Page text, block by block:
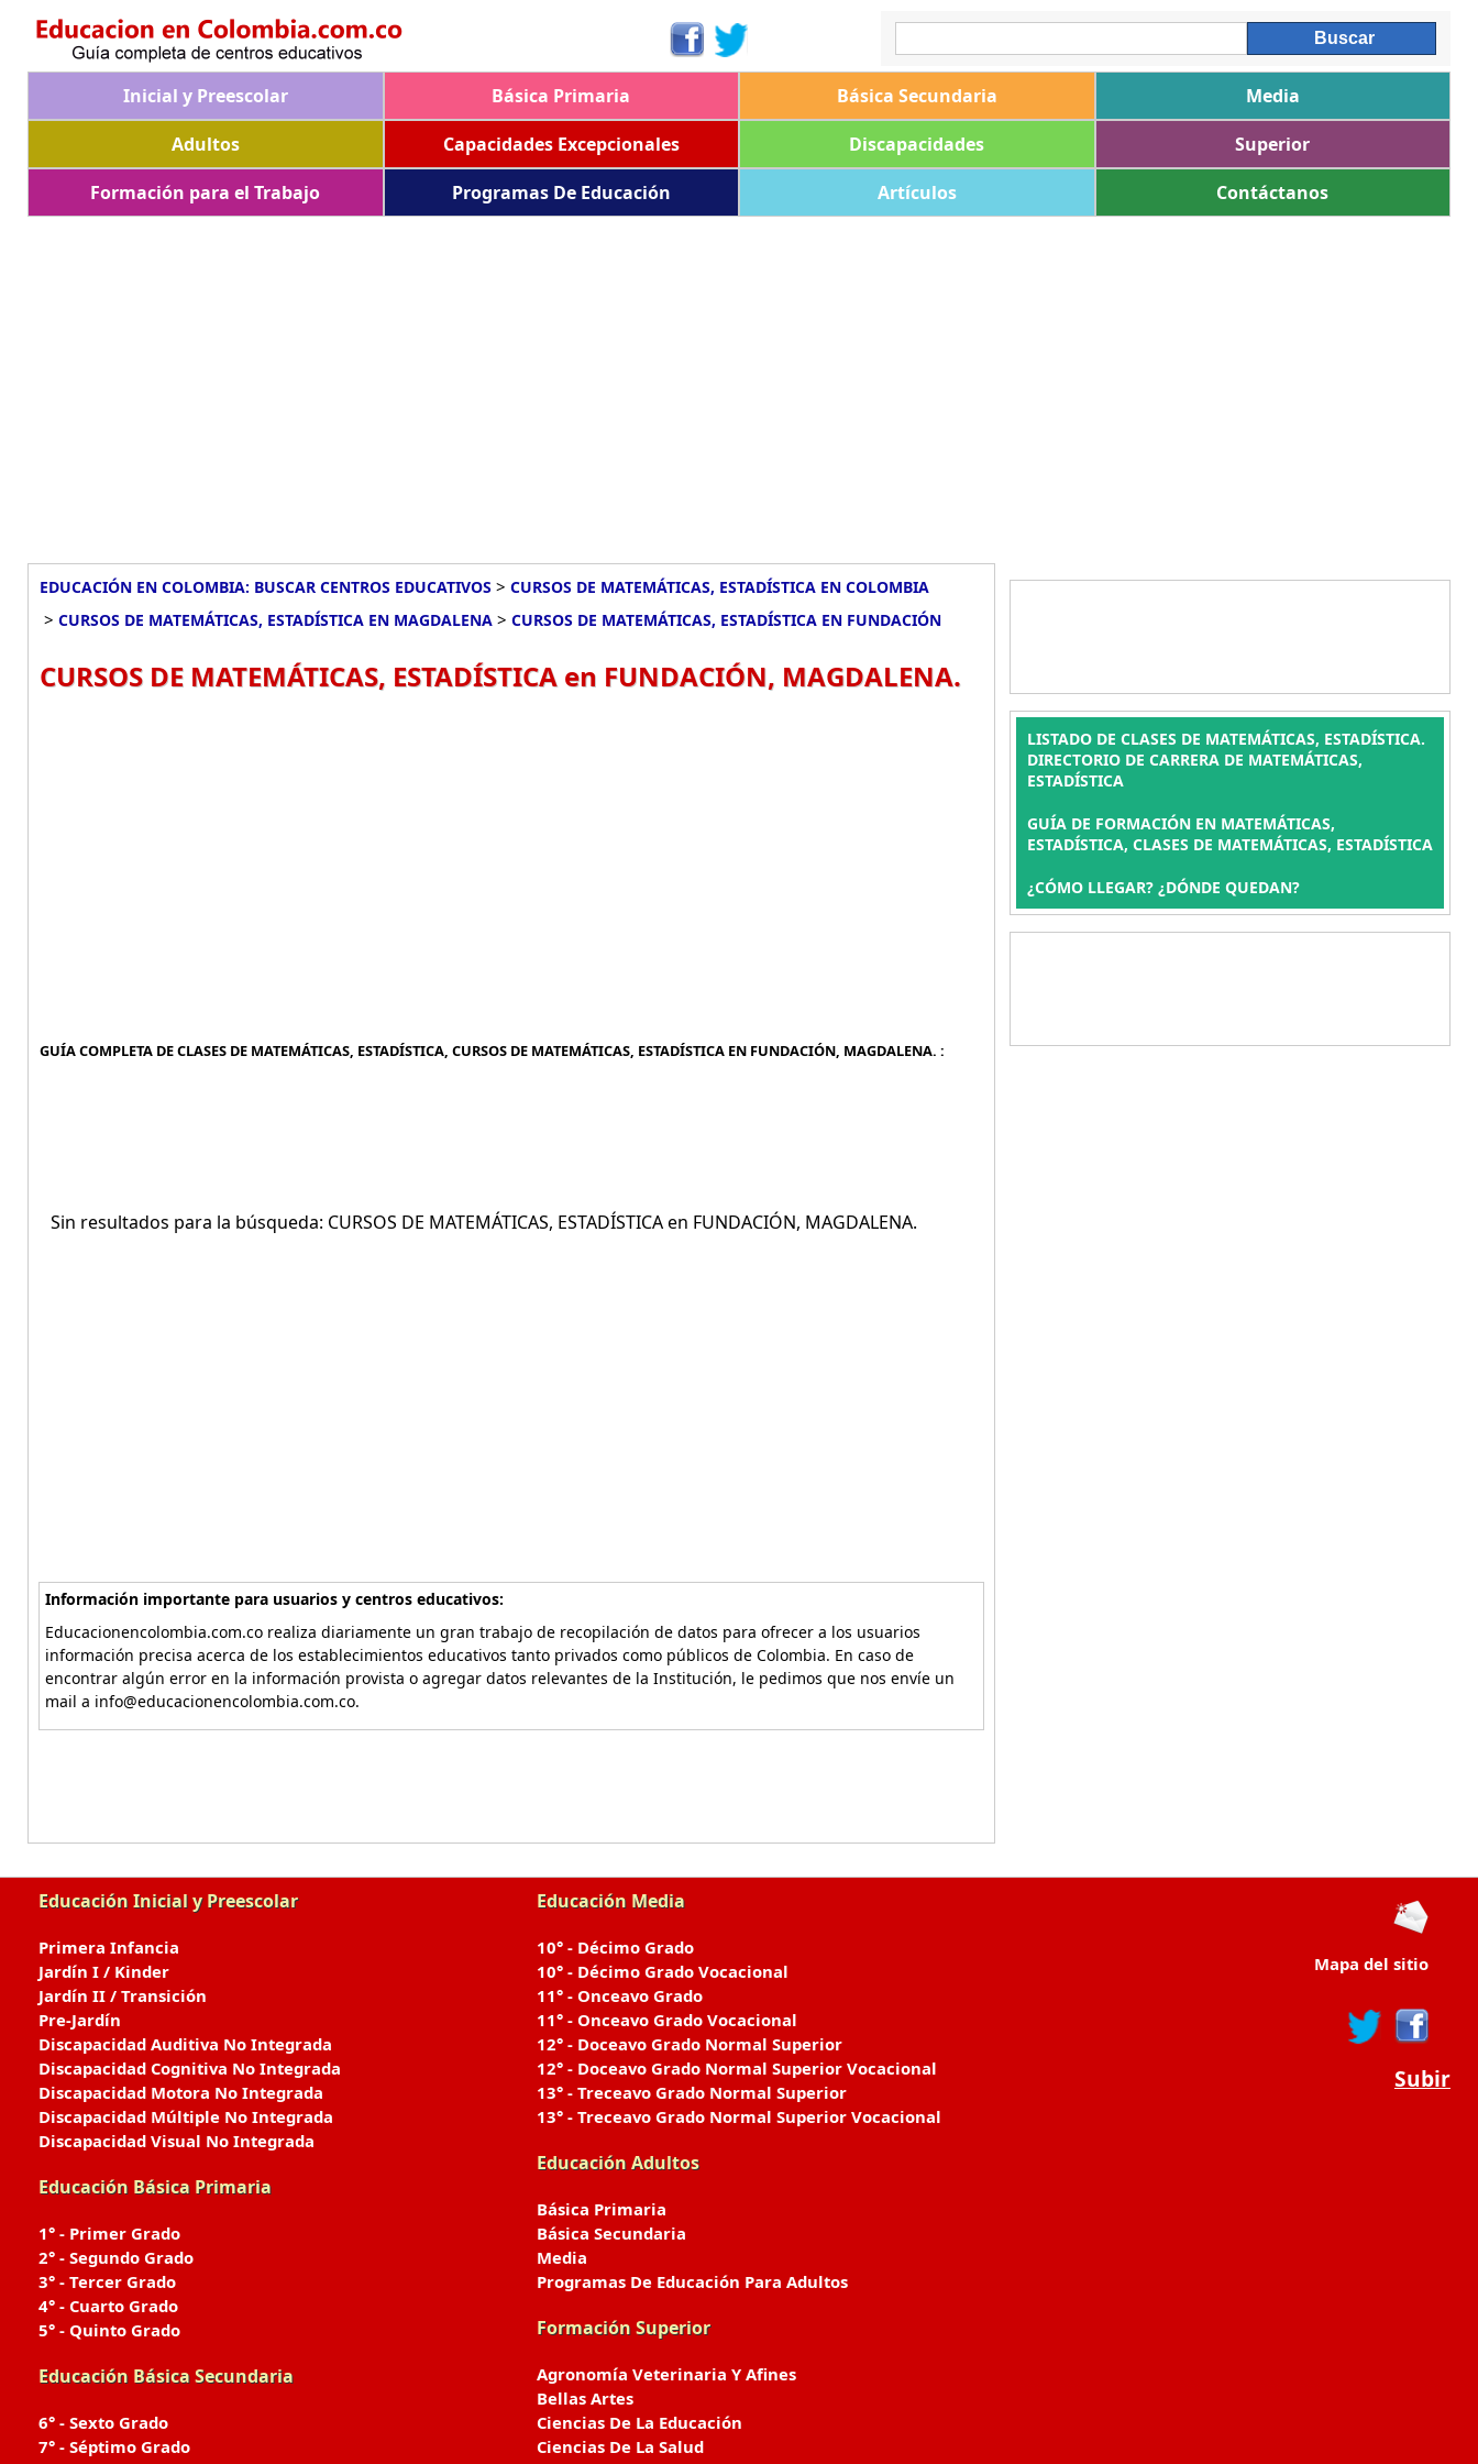
Inicial y Preescolar Básica Primaria Básica Secundaria
Media
Adultos
Capacidades Excepcionales Discapacidades
Superior
Formación para el Trabajo
Programas De Educación Artículos Contáctanos
EDUCACIÓN EN COLOMBIA: BUSCAR CENTROS EDUCATIVOS > CURSOS DE MATEMÁTICAS, ESTADÍSTICA EN COLOMBIA
> CURSOS DE MATEMÁTICAS, ESTADÍSTICA EN MAGDALENA > CURSOS DE MATEMÁTICAS, ESTADÍSTICA EN FUNDACIÓN
CURSOS DE MATEMÁTICAS, ESTADÍSTICA en FUNDACIÓN, MAGDALENA.
GUÍA COMPLETA DE CLASES DE MATEMÁTICAS, ESTADÍSTICA, CURSOS DE MATEMÁTICAS, ESTADÍSTICA EN FUNDACIÓN, MAGDALENA. :
Sin resultados para la búsqueda: CURSOS DE MATEMÁTICAS, ESTADÍSTICA en FUNDACIÓN, MAGDALENA.
Información importante para usuarios y centros educativos:
Educacionencolombia.com.co realiza diariamente un gran trabajo de recopilación de datos para ofrecer a los usuarios
información precisa acerca de los establecimientos educativos tanto privados como públicos de Colombia. En caso de
encontrar algún error en la información provista o agregar datos relevantes de la Institución, le pedimos que nos envíe un
mail a info@educacionencolombia.com.co.
LISTADO DE CLASES DE MATEMÁTICAS, ESTADÍSTICA.
DIRECTORIO DE CARRERA DE MATEMÁTICAS,
ESTADÍSTICA
GUÍA DE FORMACIÓN EN MATEMÁTICAS,
ESTADÍSTICA, CLASES DE MATEMÁTICAS, ESTADÍSTICA
¿CÓMO LLEGAR? ¿DÓNDE QUEDAN?
Educación Inicial y Preescolar
Primera Infancia
Jardín I / Kinder
Jardín II / Transición
Pre-Jardín
Discapacidad Auditiva No Integrada
Discapacidad Cognitiva No Integrada
Discapacidad Motora No Integrada
Discapacidad Múltiple No Integrada
Discapacidad Visual No Integrada
Educación Básica Primaria
1° - Primer Grado
2° - Segundo Grado
3° - Tercer Grado
4° - Cuarto Grado
5° - Quinto Grado
Educación Básica Secundaria
6° - Sexto Grado
7° - Séptimo Grado
Educación Media
10° - Décimo Grado
10° - Décimo Grado Vocacional
11° - Onceavo Grado
11° - Onceavo Grado Vocacional
12° - Doceavo Grado Normal Superior
12° - Doceavo Grado Normal Superior Vocacional
13° - Treceavo Grado Normal Superior
13° - Treceavo Grado Normal Superior Vocacional
Educación Adultos
Básica Primaria
Básica Secundaria
Media
Programas De Educación Para Adultos
Formación Superior
Agronomía Veterinaria Y Afines
Bellas Artes
Ciencias De La Educación
Ciencias De La Salud
Mapa del sitio
Subir